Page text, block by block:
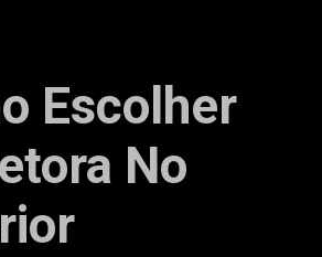
Escolher
No